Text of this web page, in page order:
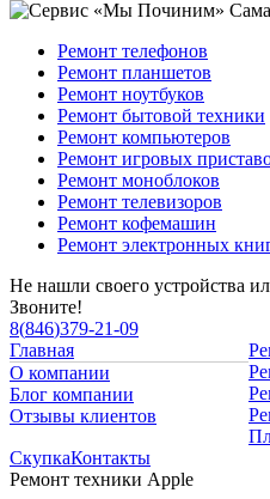
Ремонт телефонов
Ремонт планшетов
Ремонт ноутбуков
Ремонт бытовой техники
Ремонт компьютеров
Ремонт игровых
Ремонт моноблоков
Ремонт телевизоров
Ремонт кофемашин
Ремонт электронных
Не нашли своего устройства
Звоните!
8(846)379-21-09
Главная
О компании
Блог компании
Отзывы клиентов
СкупкаКонтакты
Ремонт техники Apple